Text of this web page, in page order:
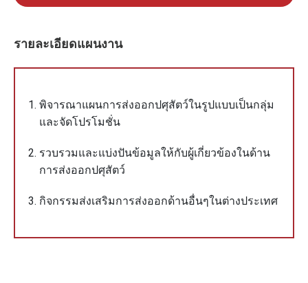
รายละเอียดแผนงาน
พิจารณาแผนการส่งออกปศุสัตว์ในรูปแบบเป็นกลุ่ม
และจัดโปรโมชั่น
รวบรวมและแบ่งปันข้อมูลให้กับผู้เกี่ยวข้องในด้าน
การส่งออกปศุสัตว์
กิจกรรมส่งเสริมการส่งออกด้านอื่นๆในต่างประเทศ